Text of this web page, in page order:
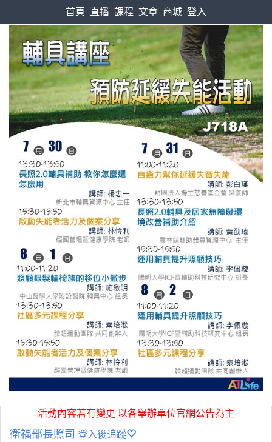
首頁 直播 課程 文章 商城 登入
活動內容若有變更 以各舉辦單位官網公告為主
衛福部長照司 登入後追蹤